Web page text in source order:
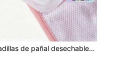
Almohadillas de pañal desechables para perros, con alta absorción y transpirabilidad, adecuadas para perros macho y hembra - Pantalones cortos de pañal para cachorros cómodos e higiénicos (estilo aleatorio)